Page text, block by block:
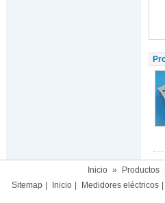
Inicio » Productos
Sitemap
Inicio Medidores eléctricos